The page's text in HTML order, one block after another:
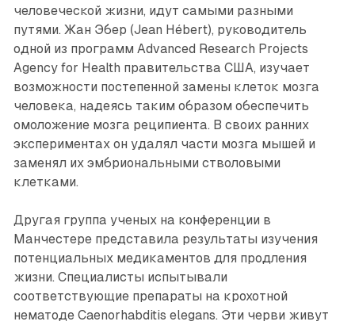
человеческой жизни, идут самыми разными
путями. Жан Эбер (Jean Hébert), руководитель
одной из программ Advanced Research Projects
Agency for Health правительства США, изучает
возможности постепенной замены клеток мозга
человека, надеясь таким образом обеспечить
омоложение мозга реципиента. В своих ранних
экспериментах он удалял части мозга мышей и
заменял их эмбриональными стволовыми
клетками.
Другая группа ученых на конференции в
Манчестере представила результаты изучения
потенциальных медикаментов для продления
жизни. Специалисты испытывали
соответствующие препараты на крохотной
нематоде Caenorhabditis elegans. Эти черви живут